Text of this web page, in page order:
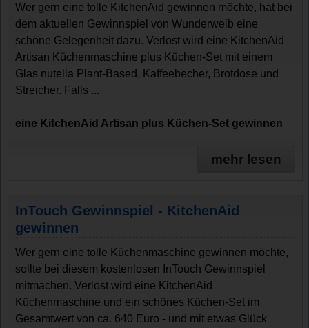
Wer gern eine tolle KitchenAid gewinnen möchte, hat bei
dem aktuellen Gewinnspiel von Wunderweib eine
schöne Gelegenheit dazu. Verlost wird eine KitchenAid
Artisan Küchenmaschine plus Küchen-Set mit einem
Glas nutella Plant-Based, Kaffeebecher, Brotdose und
Streicher. Falls ...
eine KitchenAid Artisan plus Küchen-Set gewinnen
mehr lesen
InTouch Gewinnspiel - KitchenAid
gewinnen
Wer gern eine tolle Küchenmaschine gewinnen möchte,
sollte bei diesem kostenlosen InTouch Gewinnspiel
mitmachen. Verlost wird eine KitchenAid
Küchenmaschine und ein schönes Küchen-Set im
Gesamtwert von ca. 640 Euro - und mit etwas Glück